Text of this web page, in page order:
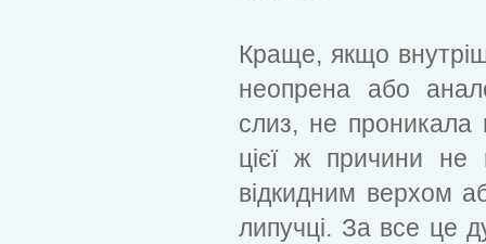
Краще, якщо
неопрена або
слиз, не проникала
цієї ж причини не
відкидним верхом
липучці. За все це